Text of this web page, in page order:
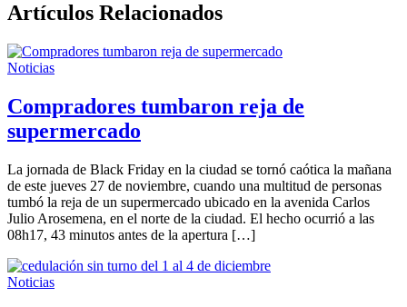
Artículos Relacionados
Noticias
Compradores tumbaron reja de
supermercado
La jornada de Black Friday en la ciudad se tornó caótica la mañana
de este jueves 27 de noviembre, cuando una multitud de personas
tumbó la reja de un supermercado ubicado en la avenida Carlos
Julio Arosemena, en el norte de la ciudad. El hecho ocurrió a las
08h17, 43 minutos antes de la apertura […]
Noticias